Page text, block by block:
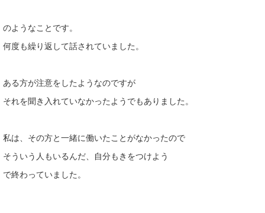
のようなことです。
何度も繰り返して話されていました。
ある方が注意をしたようなのですが
それを聞き入れていなかったようでもありました。
私は、その方と一緒に働いたことがなかったので
そういう人もいるんだ、自分もきをつけよう
で終わっていました。